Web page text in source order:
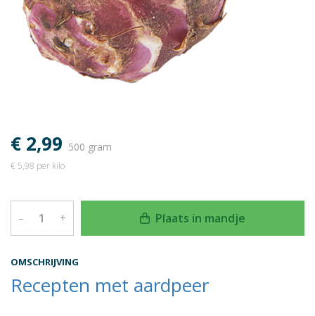
OMSCHRIJVING
Recepten met aardpeer
€ 2,99 500 gram
€ 5,98 per kilo
– + Plaats in mandje